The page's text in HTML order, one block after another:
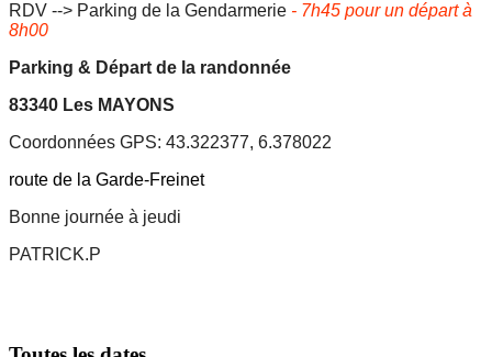
RDV --> Parking de la Gendarmerie - 7h45 pour un départ à
8h00
Parking & Départ de la randonnée
83340 Les MAYONS
Coordonnées GPS: 43.322377, 6.378022
route de la Garde-Freinet
Bonne journée à jeudi
PATRICK.P